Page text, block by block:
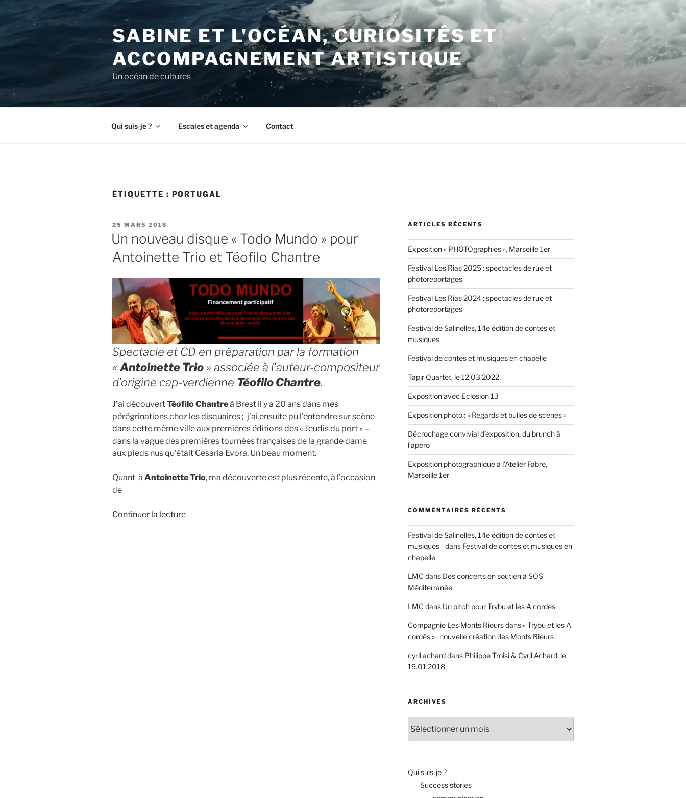
contenu
principal
SABINE ET L'OCÉAN, CURIOSITÉS ET
ACCOMPAGNEMENT ARTISTIQUE
Un océan de cultures
Qui suis-je ? Escales et agenda Contact
ÉTIQUETTE : PORTUGAL
PUBLIÉ
LE
25 MARS 2018
Un nouveau disque « Todo Mundo » pour
Antoinette Trio et Téofilo Chantre
Spectacle et CD en préparation par la formation
« Antoinette Trio» associée à l’auteur-compositeur
d’origine cap-verdienne Téofilo Chantre.
J’ai découvertTéofilo Chantreà Brest il y a 20 ans dans mes
pérégrinations chez les disquaires ; j’ai ensuite pu l’entendre sur scène
dans cette même ville aux premières éditions des « Jeudis du port » –
dans la vague des premières tournées françaises de la grande dame
aux pieds nus qu’était Cesaria Evora. Un beau moment.
Quant à Antoinette Trio, ma découverte est plus récente, à l’occasion
de
Continuer la lecturede
ARTICLES RÉCENTS
Exposition « PHOTOgraphies », Marseille 1er
Festival Les Rias 2025 : spectacles de rue et
photoreportages
Festival Les Rias 2024 : spectacles de rue et
photoreportages
Festival de Salinelles, 14e édition de contes et
musiques
Festival de contes et musiques en chapelle
Tapir Quartet, le 12.03.2022
Exposition avec Eclosion 13
Exposition photo : « Regards et bulles de scènes »
Décrochage convivial d’exposition, du brunch à
l’apéro
Exposition photographique à l’Atelier Fabre,
Marseille 1er
COMMENTAIRES RÉCENTS
Festival de Salinelles, 14e édition de contes et
musiques -dans Festival de contes et musiques en
chapelle
LMC dans Des concerts en soutien à SOS
Méditerranée
LMC dans Un pitch pour Trybu et les A cordés
Compagnie Les Monts Rieursdans« Trybu et les A
cordés » : nouvelle création des Monts Rieurs
cyril acharddans Philippe Troisi & Cyril Achard, le
19.01.2018
ARCHIVES
Qui suis-je ?
Success stories